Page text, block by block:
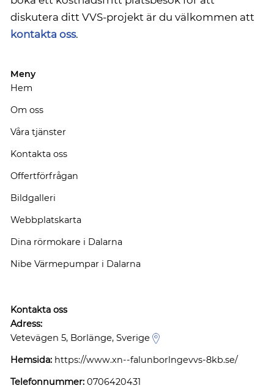
diskutera ditt VVS-projekt är du välkommen att
kontakta oss.
Meny
Hem
Om oss
Våra tjänster
Kontakta oss
Offertförfrågan
Bildgalleri
Webbplatskarta
Dina rörmokare i Dalarna
Nibe Värmepumpar i Dalarna
Kontakta oss
Adress:
Vetevägen 5, Borlänge, Sverige
Hemsida: https://www.xn--falunborlngevvs-8kb.se/
Telefonnummer: 0706420431